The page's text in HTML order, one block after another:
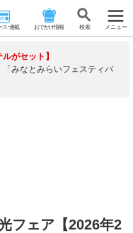
ス･連載 おでかけ情報 検 索 メニュー
がセット】
みなとみらいフェスティバ
フェア【2026年2